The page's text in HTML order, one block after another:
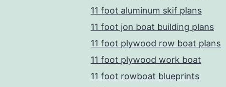
11 foot aluminum skif plans
11 foot jon boat building plans
11 foot plywood row boat plans
11 foot plywood work boat
11 foot rowboat blueprints